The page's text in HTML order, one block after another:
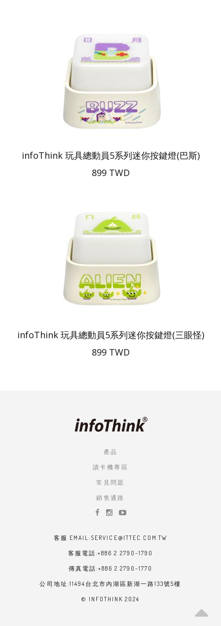
infoThink 玩具總動員5系列迷你按鍵燈(巴斯)
899 TWD
infoThink 玩具總動員5系列迷你按鍵燈(三眼怪)
899 TWD
產品
讀卡機專區
常見問題
銷售通路
客服 EMAIL:SERVICE@ITTEC.COM.TW
客服電話:+886 2 2790-1790
傳真電話:+886 2 2790-1770
公司地址:11494台北市內湖區新湖一路133號5樓
© INFOTHINK 2024